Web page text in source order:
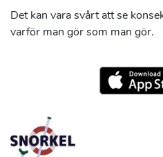
Det kan vara svårt att se
varför man gör som man gör.